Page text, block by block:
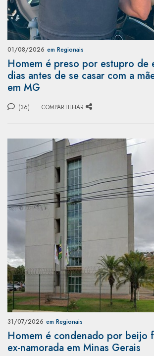
01/08/2026 em Regionais
Homem é preso por estupro de
dias antes de se casar com a
em MG
(36) COMPARTILHAR
31/07/2026 em Regionais
Homem é condenado por beijo
ex-namorada em Minas Gerais